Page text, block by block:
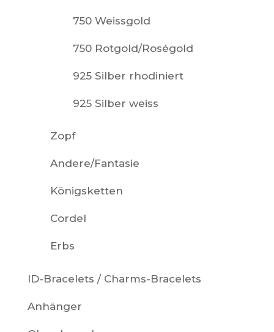
750 Weissgold
750 Rotgold/Roségold
925 Silber rhodiniert
925 Silber weiss
Zopf
Andere/Fantasie
Königsketten
Cordel
Erbs
ID-Bracelets / Charms-Bracelets
Anhänger